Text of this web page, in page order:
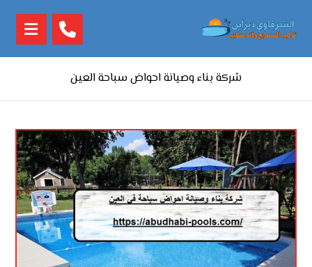
شركة بناء وصيانة احواض سباحة العين